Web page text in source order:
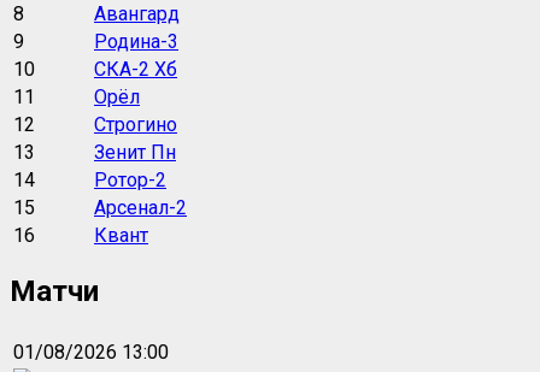
8
Авангард
9
Родина-3
10
СКА-2 Хб
11
Орёл
12
Строгино
13
Зенит Пн
14
Ротор-2
15
Арсенал-2
16
Квант
Матчи
01/08/2026 13:00